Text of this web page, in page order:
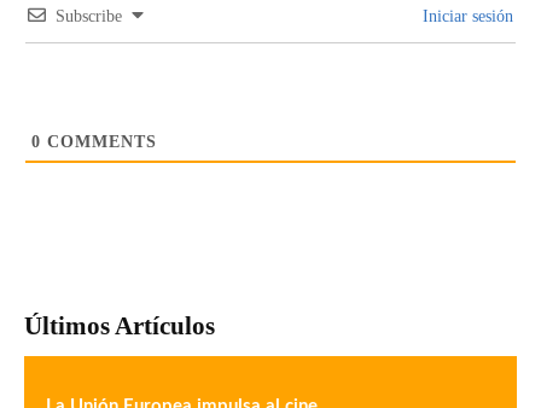
Subscribe Iniciar sesión
0 COMMENTS
Últimos Artículos